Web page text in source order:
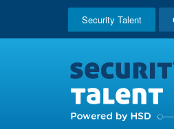
Security Talent